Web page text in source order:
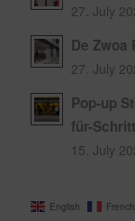
27. July
De Zwoa
27. July
Pop-up
für-
15. July
English French